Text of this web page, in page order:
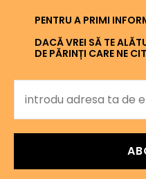
PENTRU A PRIMI
DACĂ VREI SĂ TE
DE PĂRINȚI CARE NE